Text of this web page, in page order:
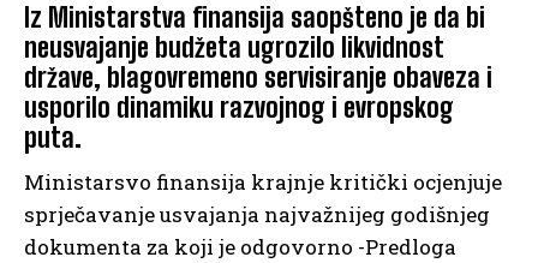
Iz Ministarstva finansija saopšteno je da bi
neusvajanje budžeta ugrozilo likvidnost
države, blagovremeno servisiranje obaveza i
usporilo dinamiku razvojnog i evropskog
puta.
Ministarsvo finansija krajnje kritički ocjenjuje
sprječavanje usvajanja najvažnijeg godišnjeg
dokumenta za koji je odgovorno -Predloga